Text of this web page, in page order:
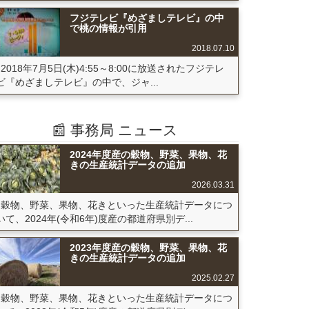
フジテレビ『めざましテレビ』の中
で桃の情報が引用
2018.07.10
2018年7月5日(木)4:55～8:00に放送されたフジテレ
『めざましテレビ』の中で、ジャ...
📰 事務局 ニュース
2024年度産の穀物、野菜、果物、花
きの生産統計データの追加
2026.03.31
穀物、野菜、果物、花きといった生産統計データにつ
て、2024年(令和6年)度産の都道府県別デ...
2023年度産の穀物、野菜、果物、花
きの生産統計データの追加
2025.02.27
穀物、野菜、果物、花きといった生産統計データにつ